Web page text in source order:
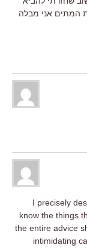
המתים אני מבלה
I precisely
know the things
the entire advice
intimidating